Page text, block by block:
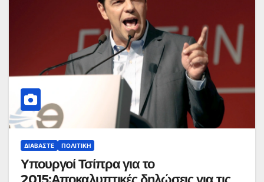
ΔΙΑΒΆΣΤΕ ΠΟΛΙΤΙΚΉ
Υπουργοί Τσίπρα για το